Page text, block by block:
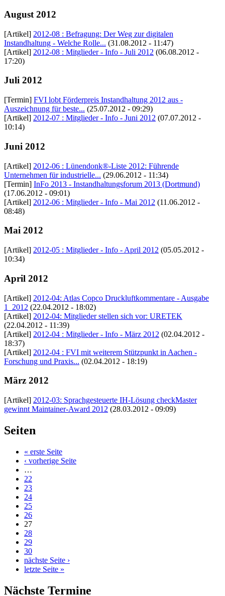
August 2012
[Artikel] 2012-08 : Befragung: Der Weg zur digitalen
Instandhaltung - Welche Rolle... (31.08.2012 - 11:47)
[Artikel] 2012-08 : Mitglieder - Info - Juli 2012 (06.08.2012 -
17:20)
Juli 2012
[Termin] FVI lobt Förderpreis Instandhaltung 2012 aus -
Auszeichnung für beste... (25.07.2012 - 09:29)
[Artikel] 2012-07 : Mitglieder - Info - Juni 2012 (07.07.2012 -
10:14)
Juni 2012
[Artikel] 2012-06 : Lünendonk®-Liste 2012: Führende
Unternehmen für industrielle... (29.06.2012 - 11:34)
[Termin] InFo 2013 - Instandhaltungsforum 2013 (Dortmund)
(17.06.2012 - 09:01)
[Artikel] 2012-06 : Mitglieder - Info - Mai 2012 (11.06.2012 -
08:48)
Mai 2012
[Artikel] 2012-05 : Mitglieder - Info - April 2012 (05.05.2012 -
10:34)
April 2012
[Artikel] 2012-04: Atlas Copco Druckluftkommentare - Ausgabe
1_2012 (22.04.2012 - 18:02)
[Artikel] 2012-04: Mitglieder stellen sich vor: URETEK
(22.04.2012 - 11:39)
[Artikel] 2012-04 : Mitglieder - Info - März 2012 (02.04.2012 -
18:37)
[Artikel] 2012-04 : FVI mit weiterem Stützpunkt in Aachen -
Forschung und Praxis... (02.04.2012 - 18:19)
März 2012
[Artikel] 2012-03: Sprachgesteuerte IH-Lösung checkMaster
gewinnt Maintainer-Award 2012 (28.03.2012 - 09:09)
Seiten
« erste Seite
‹ vorherige Seite
…
22
23
24
25
26
27
28
29
30
nächste Seite ›
letzte Seite »
Nächste Termine